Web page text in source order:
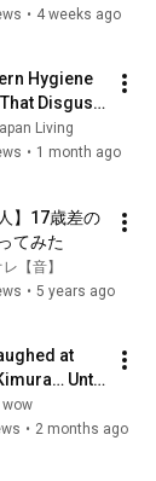
Come
• 4 weeks ago
Hygiene
Disgust
People —
These
Living
• 1 month ago
】17歳差の
てみた
【音】
• 5 years ago
at
Until
KOs
wow
• 2 months ago